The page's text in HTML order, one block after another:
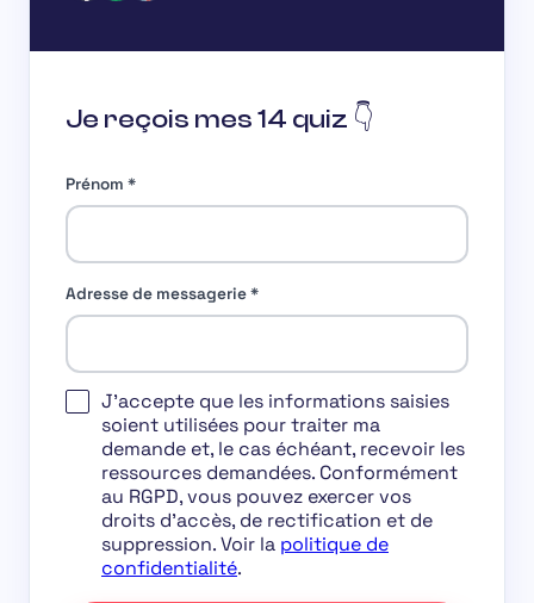
Je reçois mes 14 quiz 👇
Prénom *
Adresse de messagerie*
J'accepte que les informations saisies
soient utilisées pour traiter ma
demande et, le cas échéant, recevoir les
ressources demandées. Conformément
au RGPD, vous pouvez exercer vos
droits d'accès, de rectification et de
suppression. Voir la politique de
confidentialité.